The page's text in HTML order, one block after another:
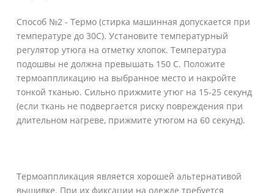
Способ №2 - Термо (стирка машинная допускается при
температуре до 30С). Установите температурный
регулятор утюга на отметку хлопок. Температура
подошвы не должна превышать 150 С. Положите
термоаппликацию на выбранное место и накройте
тонкой тканью. Сильно прижмите утюг на 15-25 секунд
(если ткань не подвергается риску повреждения при
длительном нагреве, прижмите утюгом на 60 секунд).
Термоаппликация является хорошей альтернативой
вышивке. При их фиксации на одежде требуется